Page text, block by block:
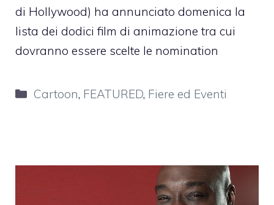
di Hollywood) ha annunciato domenica la
lista dei dodici film di animazione tra cui
dovranno essere scelte le nomination
Categorie
Cartoon, FEATURED, Fiere ed Eventi